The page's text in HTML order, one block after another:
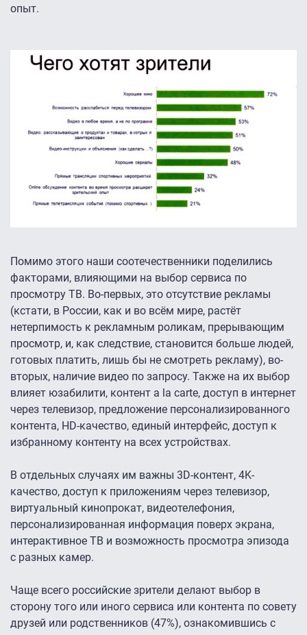
опыт.
Помимо этого наши соотечественники поделились
факторами, влияющими на выбор сервиса по
просмотру ТВ. Во-первых, это отсутствие рекламы
(кстати, в России, как и во всём мире, растёт
нетерпимость к рекламным роликам, прерывающим
просмотр, и, как следствие, становится больше людей,
готовых платить, лишь бы не смотреть рекламу), во-
вторых, наличие видео по запросу. Также на их выбор
влияет юзабилити, контент a la carte, доступ в интернет
через телевизор, предложение персонализированного
контента, HD-качество, единый интерфейс, доступ к
избранному контенту на всех устройствах.
В отдельных случаях им важны 3D-контент, 4K-
качество, доступ к приложениям через телевизор,
виртуальный кинопрокат, видеотелефония,
персонализированная информация поверх экрана,
интерактивное ТВ и возможность просмотра эпизода
с разных камер.
Чаще всего российские зрители делают выбор в
сторону того или иного сервиса или контента по совету
друзей или родственников (47%), ознакомившись с